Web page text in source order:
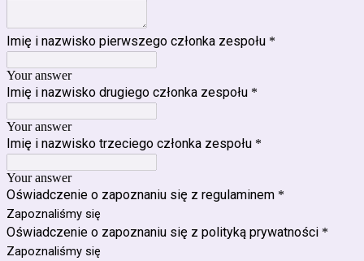
Imię i nazwisko pierwszego członka zespołu *
Your answer
Imię i nazwisko drugiego członka zespołu *
Your answer
Imię i nazwisko trzeciego członka zespołu *
Your answer
Oświadczenie o zapoznaniu się z regulaminem *
Zapoznaliśmy się
Oświadczenie o zapoznaniu się z polityką prywatności *
Zapoznaliśmy się